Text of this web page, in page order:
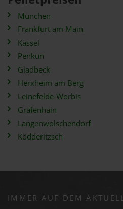
München
Frankfurt am Main
Kassel
Penkun
Gladbeck
Herxheim am Berg
Leinefelde-Worbis
Gräfenhain
Langenwolschendorf
Ködderitzsch
IMMER AUF DEM